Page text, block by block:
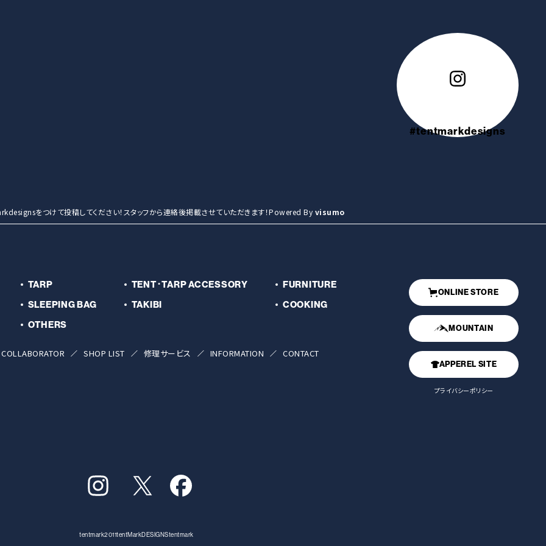
#tentmarkdesigns
をつけて投稿してください！スタッフから連絡後掲載させていただきます！Powered By visumo
TARP TENT･TARP ACCESSORY
FURNITURE
SLEEPING BAG TAKIBI
COOKING
OTHERS
COLLABORATOR SHOP LIST 修理サービス INFORMATION CONTACT
ONLINE STORE
MOUNTAIN
APPEREL SITE
プライバシーポリシー
tentmark2011tentMarkDESIGNStentmark